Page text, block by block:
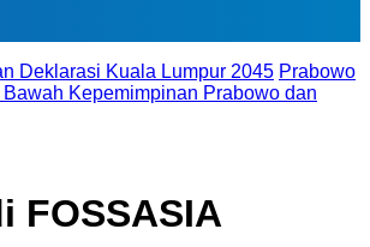
Deklarasi Kuala Lumpur 2045 Prabowo
Kepemimpinan Prabowo dan
FOSSASIA